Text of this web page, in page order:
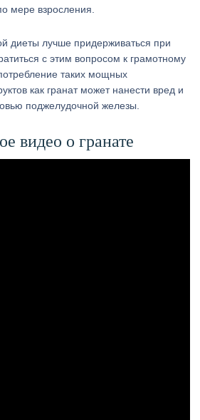
мере взросления.
диеты лучше придерживаться при
с этим вопросом к грамотному
таких мощных
как гранат может нанести вред и
поджелудочной железы.
видео о гранате